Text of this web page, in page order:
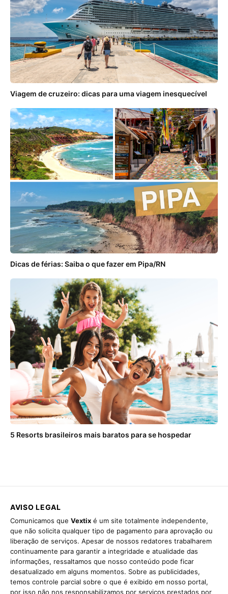
Viagem de cruzeiro: dicas para uma viagem inesquecível
Dicas de férias: Saiba o que fazer em Pipa/RN
5 Resorts brasileiros mais baratos para se hospedar
AVISO LEGAL
Comunicamos que Vextix é um site totalmente independente,
que não solicita qualquer tipo de pagamento para aprovação ou
liberação de serviços. Apesar de nossos redatores trabalharem
continuamente para garantir a integridade e atualidade das
informações, ressaltamos que nosso conteúdo pode ficar
desatualizado em alguns momentos. Sobre as publicidades,
temos controle parcial sobre o que é exibido em nosso portal,
por isso não nos responsabilizamos por serviços prestados por